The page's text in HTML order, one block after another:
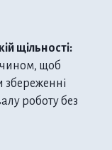
щільності:
щоб
збереженні
роботу без